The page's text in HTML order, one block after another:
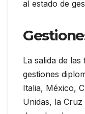
al estado de
La salida de
gestiones
Italia, México,
Unidas, la